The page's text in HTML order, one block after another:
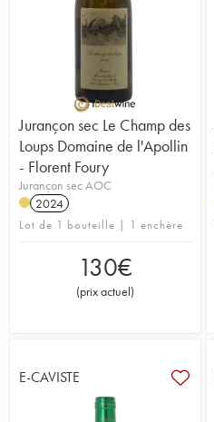
Jurançon sec Le Champ des
Loups Domaine de l'Apollin
- Florent Foury
Jurançon sec AOC
2024
Lot de 1 bouteille | 1 enchère
130€
(prix actuel)
E-CAVISTE